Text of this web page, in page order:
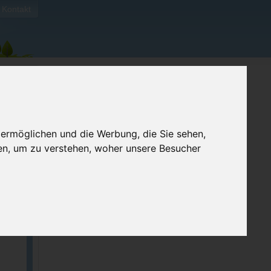
und die Werbung, die Sie sehen,
um zu verstehen, woher unsere Besucher